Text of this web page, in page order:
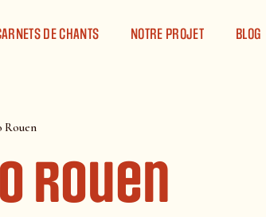
DE CHANTS NOTRE PROJET BLOG
Rouen
Rouen